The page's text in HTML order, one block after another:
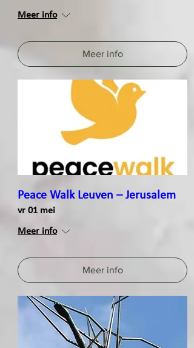
Meer info
Meer info
Peace Walk Leuven – Jerusalem
vr 01 mei
Meer info
Meer info